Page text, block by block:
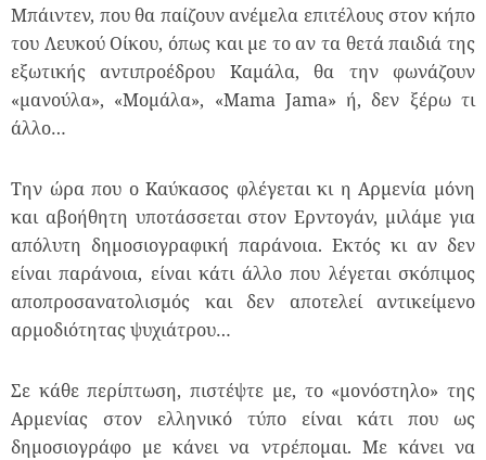
Μπάιντεν, που θα παίζουν ανέμελα επιτέλους στον κήπο
του Λευκού Οίκου, όπως και με το αν τα θετά παιδιά της
εξωτικής αντιπροέδρου Καμάλα, θα την φωνάζουν
«μανούλα», «Μομάλα», «Mama Jama» ή, δεν ξέρω τι
άλλο…
Την ώρα που ο Καύκασος φλέγεται κι η Αρμενία μόνη
και αβοήθητη υποτάσσεται στον Ερντογάν, μιλάμε για
απόλυτη δημοσιογραφική παράνοια. Εκτός κι αν δεν
είναι παράνοια, είναι κάτι άλλο που λέγεται σκόπιμος
αποπροσανατολισμός και δεν αποτελεί αντικείμενο
αρμοδιότητας ψυχιάτρου…
Σε κάθε περίπτωση, πιστέψτε με, το «μονόστηλο» της
Αρμενίας στον ελληνικό τύπο είναι κάτι που ως
δημοσιογράφο με κάνει να ντρέπομαι. Με κάνει να